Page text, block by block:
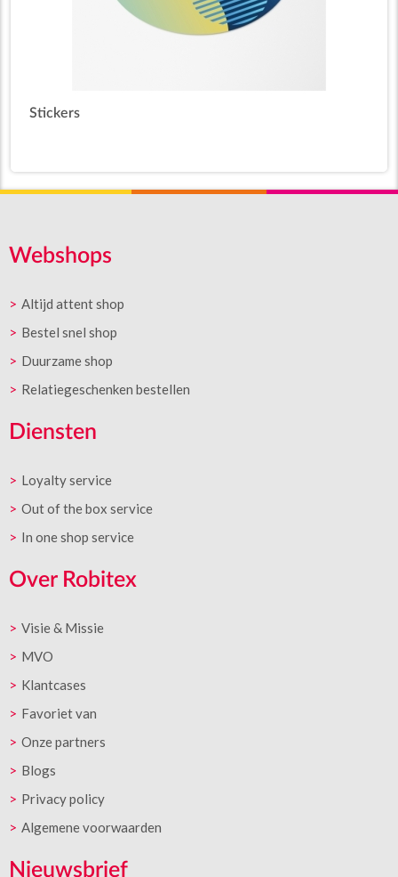
Stickers
Webshops
Altijd attent shop
Bestel snel shop
Duurzame shop
Relatiegeschenken bestellen
Diensten
Loyalty service
Out of the box service
In one shop service
Over Robitex
Visie & Missie
MVO
Klantcases
Favoriet van
Onze partners
Blogs
Privacy policy
Algemene voorwaarden
Nieuwsbrief